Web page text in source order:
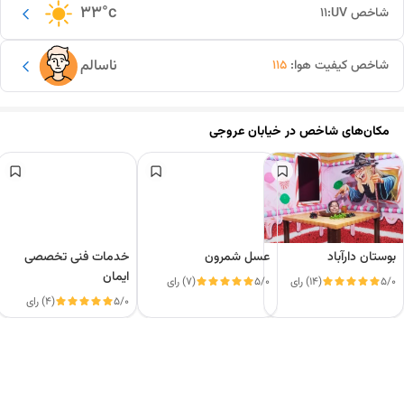
33°c شاخص UV: 11
ناسالم شاخص کیفیت هوا: 115
مکان‌های شاخص درخیابان عروجی
بوستان دارآباد
5/0 (14) رای
عسل شمرون
5/0 (7) رای
خدمات فنی تخصصی
ایمان
5/0 (4) رای